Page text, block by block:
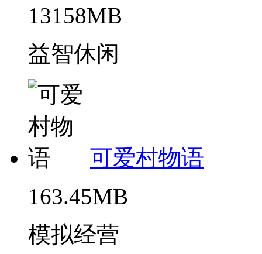
13158MB
益智休闲
可爱村物语
163.45MB
模拟经营